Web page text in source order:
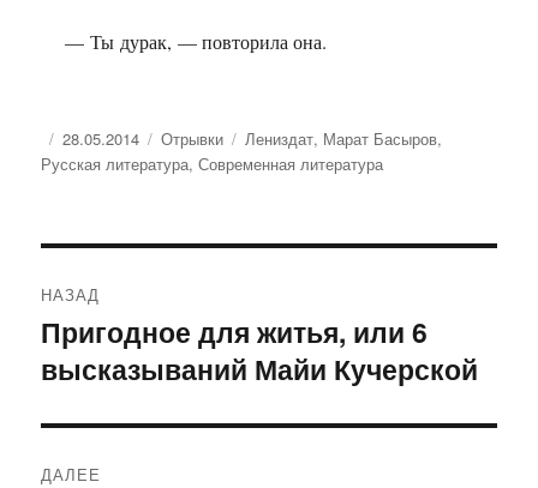
— Ты дурак, — повторила она.
Опубликовано
28.05.2014 Рубрики
Отрывки Метки
Лениздат, Марат Басыров,
Русская литература,Современная литература
по
записям
НАЗАД
Предыдущая
запись:
Пригодное для житья, или 6
высказываний Майи Кучерской
ДАЛЕЕ